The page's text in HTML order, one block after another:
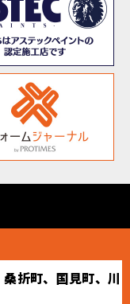
折町、国見町、川